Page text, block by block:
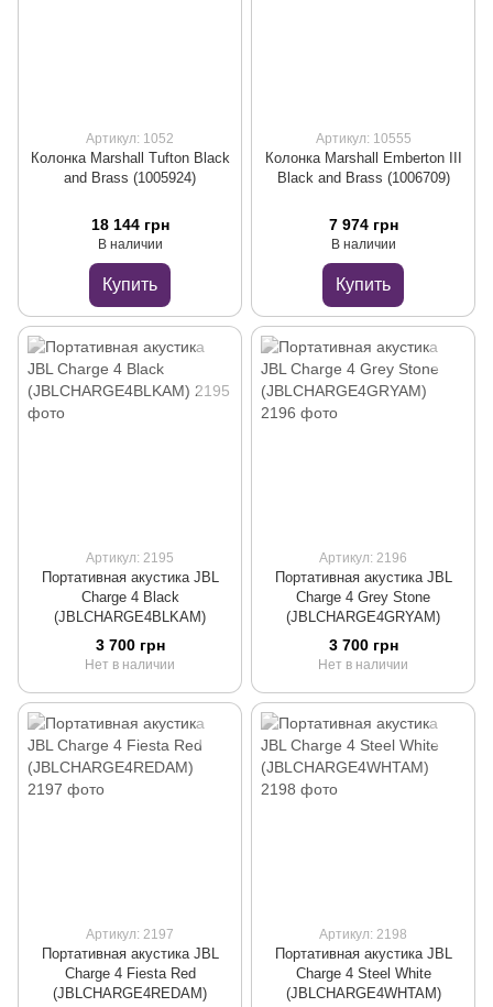
Артикул: 1052
Колонка Marshall Tufton Black
and Brass (1005924)
18 144 грн
В наличии
Купить
Артикул: 10555
Колонка Marshall Emberton III
Black and Brass (1006709)
7 974 грн
В наличии
Купить
Артикул: 2195
Портативная акустика JBL
Charge 4 Black
(JBLCHARGE4BLKAM)
3 700 грн
Нет в наличии
Артикул: 2196
Портативная акустика JBL
Charge 4 Grey Stone
(JBLCHARGE4GRYAM)
3 700 грн
Нет в наличии
Артикул: 2197
Портативная акустика JBL
Charge 4 Fiesta Red
(JBLCHARGE4REDAM)
Артикул: 2198
Портативная акустика JBL
Charge 4 Steel White
(JBLCHARGE4WHTAM)